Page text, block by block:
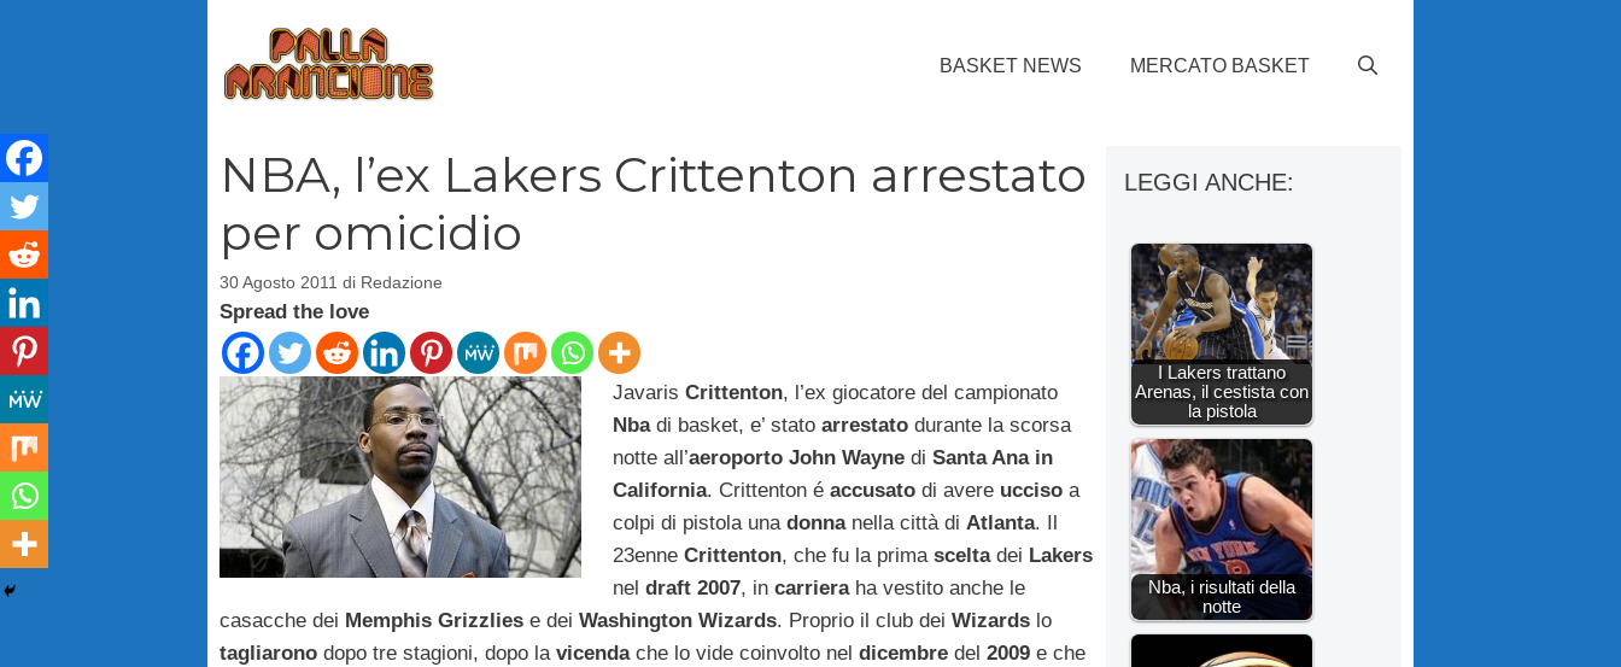
BASKET NEWS MERCATO BASKET
NBA, l’ex Lakers Crittenton arrestato
per omicidio
30 Agosto 2011 di Redazione
Spread the love
Javaris Crittenton, l’ex giocatore del campionato
Nbadi basket, e’ stato arrestatodurante la scorsa
notte all’aeroporto John Waynedi Santa Ana in
California. Crittenton é accusatodi avere uccisoa
colpi di pistola una donnanella città di Atlanta. Il
23enne Crittenton, che fu la prima sceltadei Lakers
nel draft 2007, in carrieraha vestito anche le
casacche dei Memphis Grizzlies e dei Washington Wizards. Proprio il club dei Wizards lo
tagliarono dopo tre stagioni, dopo la vicendache lo vide coinvolto nel dicembre del 2009 e che
LEGGI ANCHE:
I Lakers trattano
Arenas, il cestista con
la pistola
Nba, i risultati della
notte